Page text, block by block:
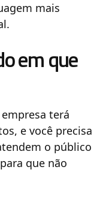
mais
em que
terá
e você precisa
o público
que não